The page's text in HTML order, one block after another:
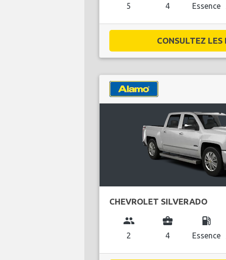
5 4 Essence
CONSULTEZ LES
CHEVROLET SILVERADO
group
2
business_center
4
local_gas_station
Essence